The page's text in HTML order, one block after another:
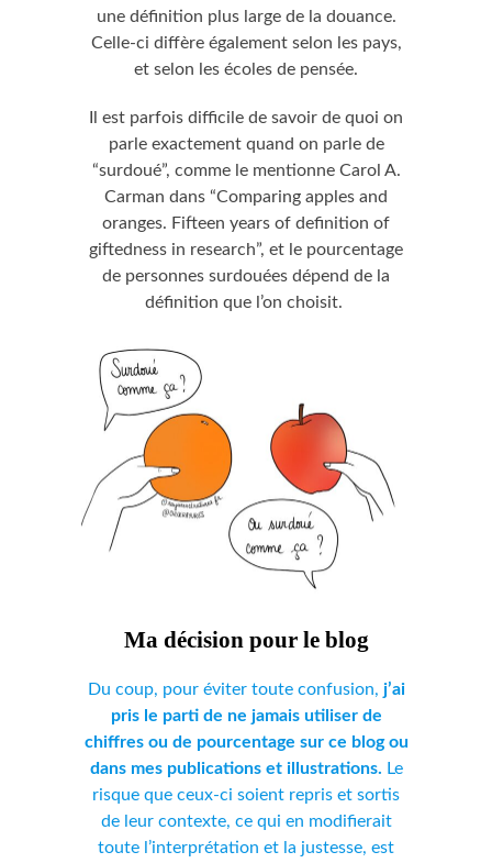
une définition plus large de la douance.
Celle-ci diffère également selon les pays,
et selon les écoles de pensée.
Il est parfois difficile de savoir de quoi on
parle exactement quand on parle de
“surdoué”, comme le mentionne Carol A.
Carman dans “Comparing apples and
oranges. Fifteen years of definition of
giftedness in research”, et le pourcentage
de personnes surdouées dépend de la
définition que l’on choisit.
Ma décision pour le blog
Du coup, pour éviter toute confusion, j’ai
pris le parti de ne jamais utiliser de
chiffres ou de pourcentage sur ce blog ou
dans mes publications et illustrations. Le
risque que ceux-ci soient repris et sortis
de leur contexte, ce qui en modifierait
toute l’interprétation et la justesse, est